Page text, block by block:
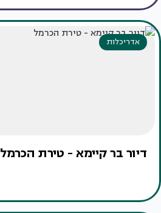
אדריכלות
דיור בר קיימא - טירת הכרמל